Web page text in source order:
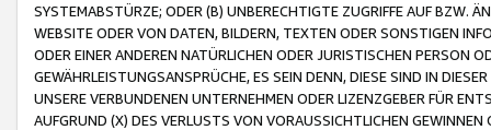
SYSTEMABSTÜRZE; ODER (B) UNBERECHTIGTE ZUGRIFFE AUF BZW.
WEBSITE ODER VON DATEN, BILDERN, TEXTEN ODER SONSTIGEN
ODER EINER ANDEREN NATÜRLICHEN ODER JURISTISCHEN PERSON
GEWÄHRLEISTUNGSANSPRÜCHE, ES SEIN DENN, DIESE SIND IN
UNSERE VERBUNDENEN UNTERNEHMEN ODER LIZENZGEBER FÜR
AUFGRUND (X) DES VERLUSTS VON VORAUSSICHTLICHEN